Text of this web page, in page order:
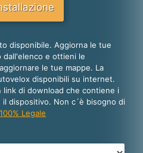
disponibile. Aggiorna le tue
dall'elenco e ottieni le
le tue mappe. La
disponibili su internet.
link di download che contiene i
dispositivo. Non c´è bisogno di
100% Legale